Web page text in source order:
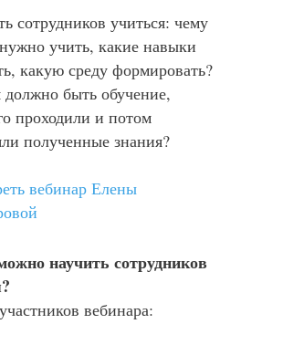
сотрудников учиться: чему
учить, какие навыки
какую среду формировать?
быть обучение,
проходили и потом
полученные знания?
вебинар Елены
научить сотрудников
вебинара: